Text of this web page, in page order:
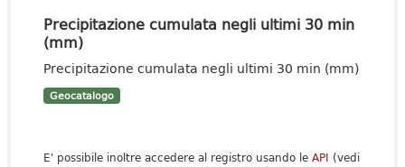
Precipitazione cumulata negli ultimi 30 min
(mm)
Precipitazione cumulata negli ultimi 30 min (mm)
Geocatalogo
E' possibile inoltre accedere al registro usando le API (vedi